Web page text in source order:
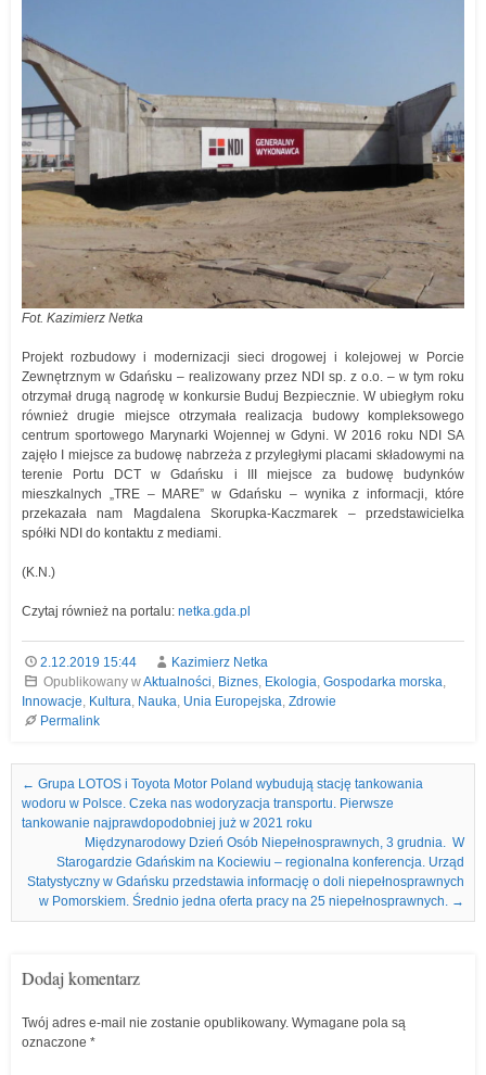
Fot. Kazimierz Netka
Projekt rozbudowy i modernizacji sieci drogowej i kolejowej w Porcie
Zewnętrznym w Gdańsku – realizowany przez NDI sp. z o.o. – w tym roku
otrzymał drugą nagrodę w konkursie Buduj Bezpiecznie. W ubiegłym roku
również drugie miejsce otrzymała realizacja budowy kompleksowego
centrum sportowego Marynarki Wojennej w Gdyni. W 2016 roku NDI SA
zajęło I miejsce za budowę nabrzeża z przyległymi placami składowymi na
terenie Portu DCT w Gdańsku i III miejsce za budowę budynków
mieszkalnych „TRE – MARE” w Gdańsku – wynika z informacji, które
przekazała nam Magdalena Skorupka-Kaczmarek – przedstawicielka
spółki NDI do kontaktu z mediami.
(K.N.)
Czytaj również na portalu: netka.gda.pl
2.12.2019 15:44
Kazimierz Netka
Opublikowany wAktualności, Biznes, Ekologia, Gospodarka morska,
Innowacje, Kultura, Nauka, Unia Europejska, Zdrowie
Permalink
Nawigacja we wpisach
← Grupa LOTOS i Toyota Motor Poland wybudują stację tankowania
wodoru w Polsce. Czeka nas wodoryzacja transportu. Pierwsze
tankowanie najprawdopodobniej już w 2021 roku
Międzynarodowy Dzień Osób Niepełnosprawnych, 3 grudnia. W
Starogardzie Gdańskim na Kociewiu – regionalna konferencja. Urząd
Statystyczny w Gdańsku przedstawia informację o doli niepełnosprawnych
w Pomorskiem. Średnio jedna oferta pracy na 25 niepełnosprawnych. →
Dodaj komentarz
Twój adres e-mail nie zostanie opublikowany. Wymagane pola są
oznaczone *